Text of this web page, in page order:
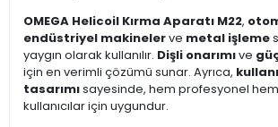
OMEGA Helicoil Kırma Aparatı M22,
endüstriyel makinelerve metal işleme
yaygın olarak kullanılır. Dişli onarımıve
için en verimli çözümü sunar. Ayrıca,
tasarımısayesinde, hem profesyonel
kullanıcılar için uygundur.